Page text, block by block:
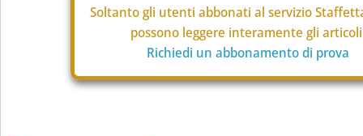
Soltanto gli utenti abbonati al servizio
possono leggere interamente gli
Richiedi un abbonamento di prova